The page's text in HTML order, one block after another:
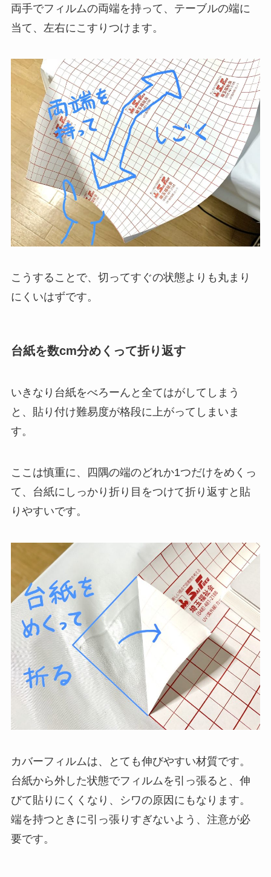
両手でフィルムの両端を持って、テーブルの端に
当て、左右にこすりつけます。
こうすることで、切ってすぐの状態よりも丸まり
にくいはずです。
台紙を数cm分めくって折り返す
いきなり台紙をべろーんと全てはがしてしまう
と、貼り付け難易度が格段に上がってしまいま
す。
ここは慎重に、四隅の端のどれか1つだけをめくっ
て、台紙にしっかり折り目をつけて折り返すと貼
りやすいです。
カバーフィルムは、とても伸びやすい材質です。
台紙から外した状態でフィルムを引っ張ると、伸
びて貼りにくくなり、シワの原因にもなります。
端を持つときに引っ張りすぎないよう、注意が必
要です。